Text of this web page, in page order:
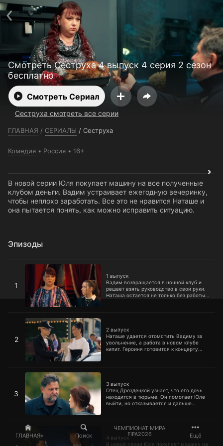
ГЛАВНАЯ Поиск
ЧЕМПИОНАТ МИРА
FIFA2026
Ещё
Смотреть Сеструха 4 выпуск 4 серия 2 сезон
бесплатно
Смотреть Сериал
Сеструха смотреть все серии
ГЛАВНАЯ / СЕРИАЛЫ / Сеструха
Комедия Россия 16+
В новой серии Юля покупает машину на все полученные
клубом деньги. Вадим устраивает ежегодную вечеринку,
чтобы неплохо заработать. Все это не нравится Наташе и
она пытается понять, как можно исправить ситуацию.
Эпизоды
1
1 выпуск
Вадим возвращается в ночной клуб и
решает взять руководство в свои руки.
Наташа остается не только без работы,
заманчивое предложение.
1 выпуск
2
2 выпуск
Наташе удается отомстить Вадиму за
увольнение, а работа в новом клубе
кипит. Героиня готовится к концерту
выступление.
2 выпуск
3
3 выпуск
Отец Дроздецкой узнает, что его дочь
находится в тюрьме. Он помогает Юле
выйти, но отказывается и дальше
3 выпуск
4 выпуск
В новой серии Юля покупает машину на
4 выпуск
Телефон поддержки:+7 (727) 323 10 92
Пользовательское соглашение
Политика конфиденциальности
Открыть приложение
Ввести промокод